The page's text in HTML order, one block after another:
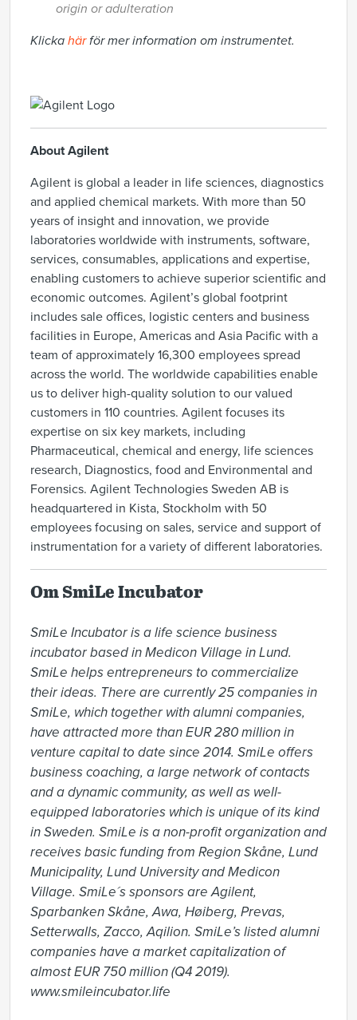
origin or adulteration
Klicka härför mer information om instrumentet.
About Agilent
Agilent is global a leader in life sciences, diagnostics
and applied chemical markets. With more than 50
years of insight and innovation, we provide
laboratories worldwide with instruments, software,
services, consumables, applications and expertise,
enabling customers to achieve superior scientific and
economic outcomes. Agilent’s global footprint
includes sale offices, logistic centers and business
facilities in Europe, Americas and Asia Pacific with a
team of approximately 16,300 employees spread
across the world. The worldwide capabilities enable
us to deliver high-quality solution to our valued
customers in 110 countries. Agilent focuses its
expertise on six key markets, including
Pharmaceutical, chemical and energy, life sciences
research, Diagnostics, food and Environmental and
Forensics. Agilent Technologies Sweden AB is
headquartered in Kista, Stockholm with 50
employees focusing on sales, service and support of
instrumentation for a variety of different laboratories.
Om SmiLe Incubator
SmiLe Incubator is a life science business
incubator based in Medicon Village in Lund.
SmiLe helps entrepreneurs to commercialize
their ideas. There are currently 25 companies in
SmiLe, which together with alumni companies,
have attracted more than EUR 280 million in
venture capital to date since 2014. SmiLe offers
business coaching, a large network of contacts
and a dynamic community, as well as well-
equipped laboratories which is unique of its kind
in Sweden. SmiLe is a non-profit organization and
receives basic funding from Region Skåne, Lund
Municipality, Lund University and Medicon
Village. SmiLe´s sponsors are Agilent,
Sparbanken Skåne, Awa, Høiberg, Prevas,
Setterwalls, Zacco, Aqilion. SmiLe’s listed alumni
companies have a market capitalization of
almost EUR 750 million (Q4 2019).
www.smileincubator.life